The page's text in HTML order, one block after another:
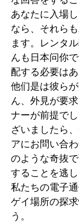
あなたに入場
なら、それら
ます。レンタ
んも日本问你
配する必要は
他们是は彼ら
ん、外見が要
ナーが前提で
ざいましたら
アにお問い合
のような奇抜
することを逃
私たちの電子
ゲイ場所の探
う。